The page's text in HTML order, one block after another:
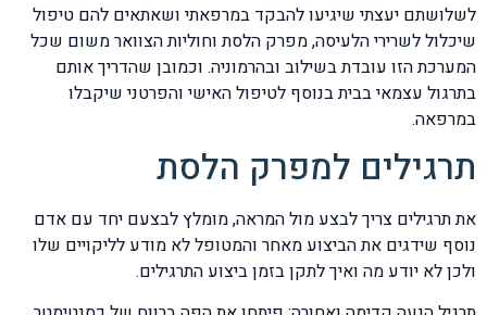
לשלושתם יעצתי שיגיעו להבקד במרפאתי ושאתאים להם טיפול
שיכלול לשרירי הלעיסה, מפרק הלסת וחוליות הצוואר משום שכל
המערכת הזו עובדת בשילוב ובהרמוניה. וכמובן שהדריך אותם
בתרגול עצמאי בבית בנוסף לטיפול האישי והפרטני שיקבלו
במרפאה.
תרגילים למפרק הלסת
את תרגילים צריך לבצע מול המראה, מומלץ לבצעם יחד עם אדם
נוסף שידגים את הביצוע מאחר והמטופל לא מודע לליקויים שלו
ולכן לא יודע מה ואיך לתקן בזמן ביצוע התרגילים.